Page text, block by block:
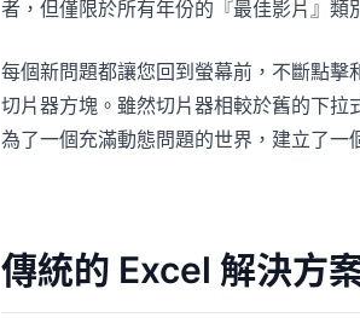
者，但僅限於所有年份的『最佳影片』類
每個新問題都讓您回到螢幕前，不斷點
切片器方塊。雖然切片器相較於舊的下
為了一個充滿動態問題的世界，建立了一
傳統的 Excel 解決方